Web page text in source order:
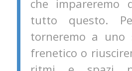
che impareremo
tutto questo.
torneremo a
frenetico o